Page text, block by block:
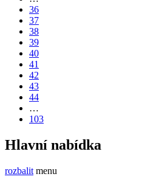
36
37
38
39
40
41
42
43
44
…
103
Hlavní nabídka
rozbalit menu